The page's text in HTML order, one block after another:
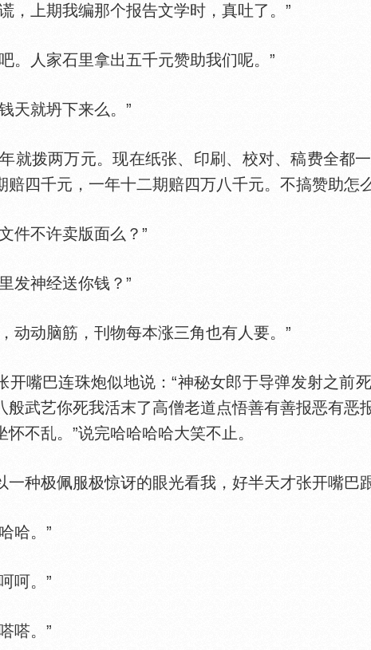
上期我编那个报告文学时，真吐了。”
人家石里拿出五千元赞助我们呢。”
就坍下来么。”
就拨两万元。现在纸张、印刷、校对、稿费全都
赔四千元，一年十二期赔四万八千元。不搞赞助怎
不许卖版面么？”
神经送你钱？”
动脑筋，刊物每本涨三角也有人要。”
巴连珠炮似地说：“神秘女郎于导弹发射之前
般武艺你死我活末了高僧老道点悟善有善报恶有恶
怀不乱。”说完哈哈哈哈大笑不止。
极佩服极惊讶的眼光看我，好半天才张开嘴巴跟
哈。”
呵。”
嗒。”